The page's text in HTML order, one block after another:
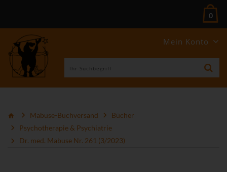
Mein Konto
0
Mabuse-Buchversand
Bücher
Psychotherapie & Psychiatrie
Dr. med. Mabuse Nr. 261 (3/2023)